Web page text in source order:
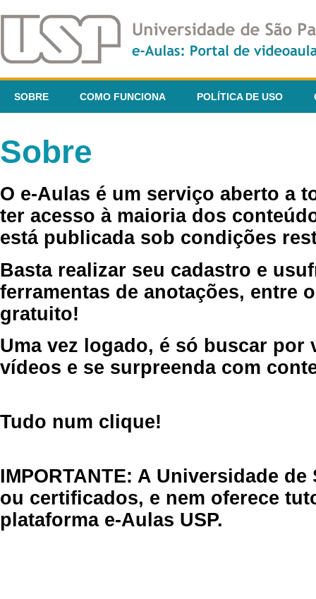
SOBRE COMO FUNCIONA POLÍTICA DE USO
Sobre
O e-Aulas é um serviço aberto a
ter acesso à maioria dos
está publicada sob condições
Basta realizar seu cadastro e
ferramentas de anotações, entre
gratuito!
Uma vez logado, é só buscar por
vídeos e se surpreenda com
Tudo num clique!
IMPORTANTE: A Universidade
ou certificados, e nem oferece
plataforma e-Aulas USP.